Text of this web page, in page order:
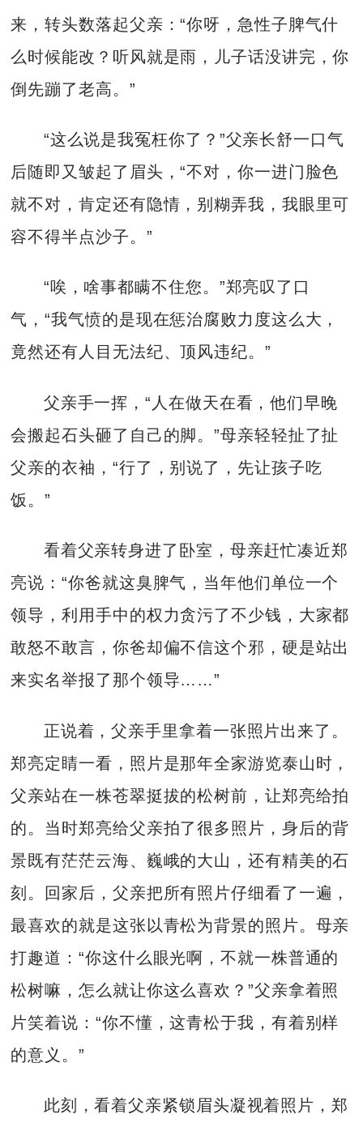
来，转头数落起父亲：“你呀，急性子脾气什
么时候能改？听风就是雨，儿子话没讲完，你
倒先蹦了老高。”
“这么说是我冤枉你了？”父亲长舒一口气
后随即又皱起了眉头，“不对，你一进门脸色
就不对，肯定还有隐情，别糊弄我，我眼里可
容不得半点沙子。”
“唉，啥事都瞒不住您。”郑亮叹了口
气，“我气愤的是现在惩治腐败力度这么大，
竟然还有人目无法纪、顶风违纪。”
父亲手一挥，“人在做天在看，他们早晚
会搬起石头砸了自己的脚。”母亲轻轻扯了扯
父亲的衣袖，“行了，别说了，先让孩子吃
饭。”
看着父亲转身进了卧室，母亲赶忙凑近郑
亮说：“你爸就这臭脾气，当年他们单位一个
领导，利用手中的权力贪污了不少钱，大家都
敢怒不敢言，你爸却偏不信这个邪，硬是站出
来实名举报了那个领导……”
正说着，父亲手里拿着一张照片出来了。
郑亮定睛一看，照片是那年全家游览泰山时，
父亲站在一株苍翠挺拔的松树前，让郑亮给拍
的。当时郑亮给父亲拍了很多照片，身后的背
景既有茫茫云海、巍峨的大山，还有精美的石
刻。回家后，父亲把所有照片仔细看了一遍，
最喜欢的就是这张以青松为背景的照片。母亲
打趣道：“你这什么眼光啊，不就一株普通的
松树嘛，怎么就让你这么喜欢？”父亲拿着照
片笑着说：“你不懂，这青松于我，有着别样
的意义。”
此刻，看着父亲紧锁眉头凝视着照片，郑